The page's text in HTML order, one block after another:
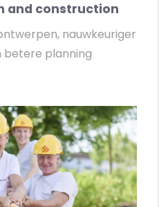
and construction
nauwkeuriger
betere planning